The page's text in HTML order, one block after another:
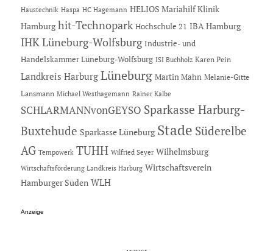
Haustechnik Haspa HC Hagemann HELIOS Mariahilf Klinik
Hamburg hit-Technopark Hochschule 21 IBA Hamburg
IHK Lüneburg-Wolfsburg Industrie- und
Handelskammer Lüneburg-Wolfsburg ISI Buchholz Karen Pein
Landkreis Harburg Lüneburg Martin Mahn Melanie-Gitte
Lansmann Michael Westhagemann Rainer Kalbe
SCHLARMANNvonGEYSO Sparkasse Harburg-
Buxtehude Sparkasse Lüneburg Stade Süderelbe
AG Tempowerk TUHH Wilfried Seyer Wilhelmsburg
Wirtschaftsförderung Landkreis Harburg Wirtschaftsverein
Hamburger Süden WLH
Anzeige